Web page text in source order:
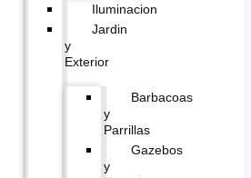
Iluminacion
Jardin
y
Exterior
Barbacoas
y
Parrillas
Gazebos
y